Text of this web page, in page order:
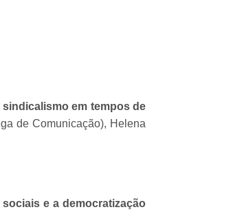
em tempos de
de Comunicação), Helena
e a democratização